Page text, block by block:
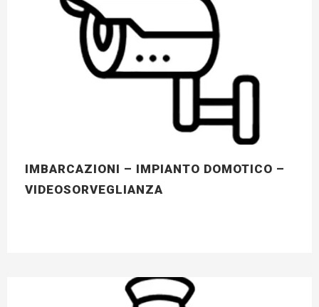
IMBARCAZIONI – IMPIANTO DOMOTICO –
VIDEOSORVEGLIANZA